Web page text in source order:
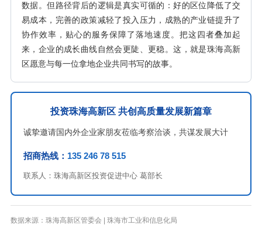
数据。但路径背后的逻辑是真实可循的：好的区位降低了交
易成本，完善的政策减轻了投入压力，成熟的产业链提升了
协作效率，贴心的服务保障了落地速度。把这四者叠加起
来，企业的成长曲线自然会更陡、更稳。这，就是珠海高新
区愿意与每一位拿地企业共同书写的故事。
投资珠海高新区 共创高质量发展新篇章
诚挚邀请国内外企业家朋友莅临考察洽谈，共谋发展大计
招商热线： 135 246 78 515
联系人：珠海高新区投资促进中心 葛部长
数据来源：珠海高新区管委会 | 珠海市工业和信息化局